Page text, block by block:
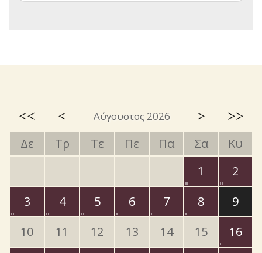
<< < Αύγουστος 2026 > >>
Δε Τρ Τε Πε Πα Σα
Κυ
1
2
3
4 5 6 7 8
9
10
11 12 13 14 15
16